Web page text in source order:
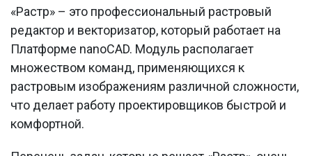
«Растр» – это профессиональный растровый
редактор и векторизатор, который работает на
Платформе nanoCAD. Модуль располагает
множеством команд, применяющихся к
растровым изображениям различной сложности,
что делает работу проектировщиков быстрой и
комфортной.